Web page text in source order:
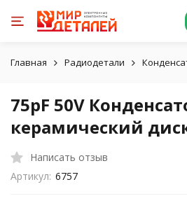
Главная Радиодетали
75pF 50V
керамический
Написать отзыв
Артикул: 6757